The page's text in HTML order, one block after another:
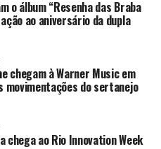
o álbum “Resenha das Braba
ao aniversário da dupla
chegam à Warner Music em
movimentações do sertanejo
chega ao Rio Innovation Week